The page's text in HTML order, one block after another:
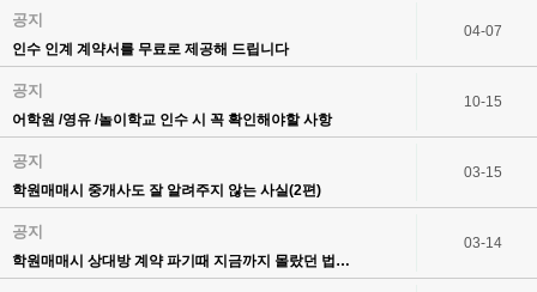
공지
인수 인계 계약서를 무료로 제공해 드립니다
04-07
공지
어학원 /영유 /놀이학교 인수 시 꼭 확인해야할 사항
10-15
공지
학원매매시 중개사도 잘 알려주지 않는 사실(2편)
03-15
공지
학원매매시 상대방 계약 파기때 지금까지 몰랐던 법…
03-14